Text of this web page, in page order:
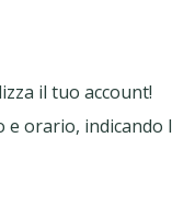
il tuo account!
e orario, indicando